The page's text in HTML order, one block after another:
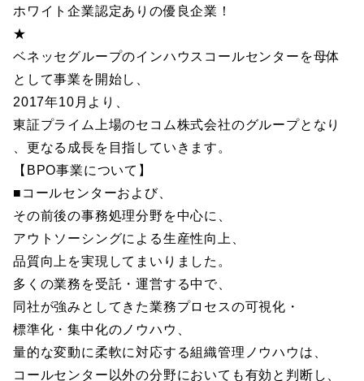
ホワイト企業認定ありの優良企業！
★
ベネッセグループのインハウスコールセンターを母体
として事業を開始し、
2017年10月より、
東証プライム上場のセコム株式会社のグループとなり
、更なる成長を目指していきます。
【BPO事業について】
■コールセンターおよび、
その前後の事務処理分野を中心に、
アウトソーシングによる生産性向上、
品質向上を実現してまいりました。
多くの業務を受託・運営する中で、
同社が強みとしてきた業務プロセスの可視化・
標準化・集中化のノウハウ、
量的な変動に柔軟に対応する組織管理ノウハウは、
コールセンター以外の分野においても有効と判断し、